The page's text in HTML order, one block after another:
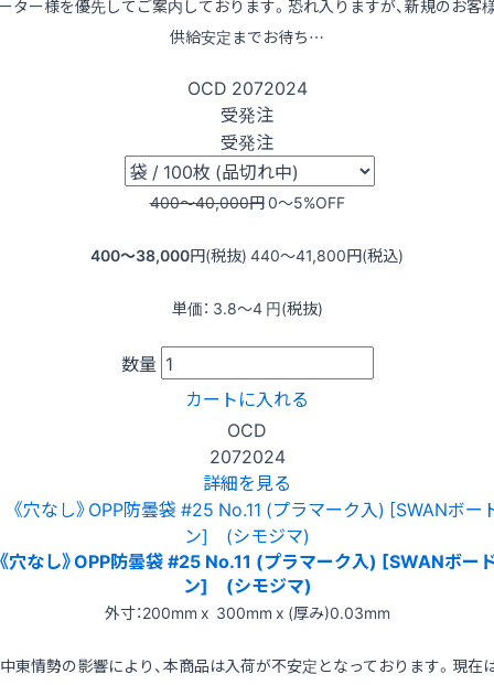
ター様を優先してご案内しております。恐れ入りますが、新規のお客
供給安定までお待ち…
OCD 2072024
受発注
受発注
400〜40,000円0〜5%OFF
400〜38,000円(税抜) 440〜41,800円(税込)
単価： 3.8〜4 円(税抜)
数量
カートに入れる
OCD
2072024
詳細を見る
穴なし》OPP防曇袋 #25 No.11 (プラマーク入) [SWANボー
ン] (シモジマ)
外寸：200mm x 300mm x (厚み)0.03mm
東情勢の影響により、本商品は入荷が不安定となっております。現在